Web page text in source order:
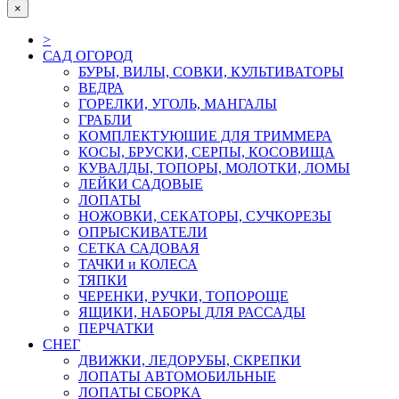
×
>
САД ОГОРОД
БУРЫ, ВИЛЫ, СОВКИ, КУЛЬТИВАТОРЫ
ВЕДРА
ГОРЕЛКИ, УГОЛЬ, МАНГАЛЫ
ГРАБЛИ
КОМПЛЕКТУЮШИЕ ДЛЯ ТРИММЕРА
КОСЫ, БРУСКИ, СЕРПЫ, КОСОВИЩА
КУВАЛДЫ, ТОПОРЫ, МОЛОТКИ, ЛОМЫ
ЛЕЙКИ САДОВЫЕ
ЛОПАТЫ
НОЖОВКИ, СЕКАТОРЫ, СУЧКОРЕЗЫ
ОПРЫСКИВАТЕЛИ
СЕТКА САДОВАЯ
ТАЧКИ и КОЛЕСА
ТЯПКИ
ЧЕРЕНКИ, РУЧКИ, ТОПОРОЩЕ
ЯЩИКИ, НАБОРЫ ДЛЯ РАССАДЫ
ПЕРЧАТКИ
СНЕГ
ДВИЖКИ, ЛЕДОРУБЫ, СКРЕПКИ
ЛОПАТЫ АВТОМОБИЛЬНЫЕ
ЛОПАТЫ СБОРКА